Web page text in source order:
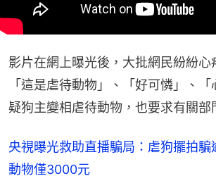
影片在網上曝光後，大批網民紛紛心
「這是虐待動物」、「好可憐」、
疑狗主變相虐待動物，也要求有關部
央視曝光救助直播騙局：虐狗擺拍
動物僅3000元